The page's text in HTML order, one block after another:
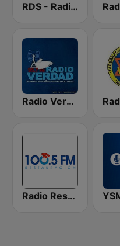
RDS - Radio Dimensione Suono
Radio Verdad 95.7 FM
Radio Restauracion